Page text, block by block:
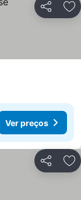
Partilhar
Ver preços
Partilhar